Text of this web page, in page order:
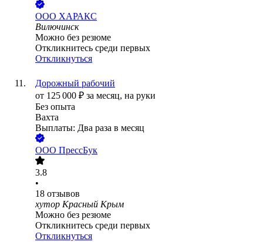
ООО ХАРАКС
Вилючинск
Можно без резюме
Откликнитесь среди первых
Откликнуться
Дорожный рабочий
от 125 000 ₽ за месяц, на руки
Без опыта
Вахта
Выплаты: Два раза в месяц
ООО ПрессБук
3.8
•
18 отзывов
хутор Красный Крым
Можно без резюме
Откликнитесь среди первых
Откликнуться